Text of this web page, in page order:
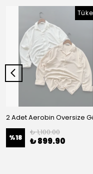
%18
₺ 1,100.00
₺ 899.90